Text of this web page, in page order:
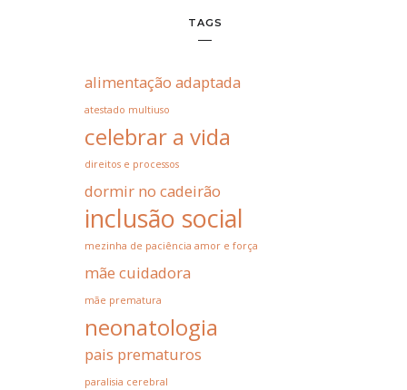
TAGS
alimentação adaptada
atestado multiuso
celebrar a vida
direitos e processos
dormir no cadeirão
inclusão social
mezinha de paciência amor e força
mãe cuidadora
mãe prematura
neonatologia
pais prematuros
paralisia cerebral